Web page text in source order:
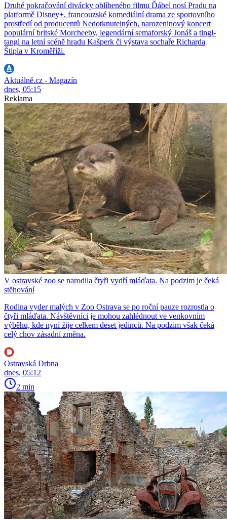
Druhé pokračování divácky oblíbeného filmu Ďábel nosí Pradu na
platformě Disney+, francouzské komediální drama ze sportovního
prostředí od producentů Nedotknutelných, narozeninový koncert
populární britské Morcheeby, legendární semaforský Jonáš a tingl-
tangl na letní scéně hradu Kašperk či výstava sochaře Richarda
Štipla v Kroměříži.
Aktuálně.cz - Magazín
dnes, 05:15
Reklama
V ostravské zoo se narodila čtyři vydří mláďata. Na podzim je čeká
stěhování
Rodina vyder malých v Zoo Ostrava se po roční pauze rozrostla o
čtyři mláďata. Návštěvníci je mohou zahlédnout ve venkovním
výběhu, kde nyní žije celkem deset jedinců. Na podzim však čeká
celý chov zásadní změna.
Ostravská Drbna
dnes, 05:12
2 min